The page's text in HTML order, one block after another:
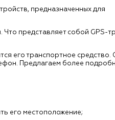
предназначенных для
Что представляет собой GPS-
его транспортное средство.
Предлагаем более
его местоположение;